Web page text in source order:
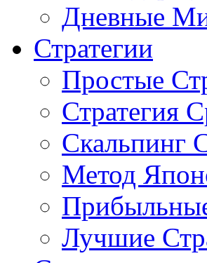
Дневные
Стратегии
Простые
Стратегия
Скальпинг
Метод
Лучшие